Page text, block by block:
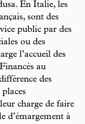
En Italie, les
sont des
public par des
ou des
l’accueil des
au
des
charge de faire
d’émargement à